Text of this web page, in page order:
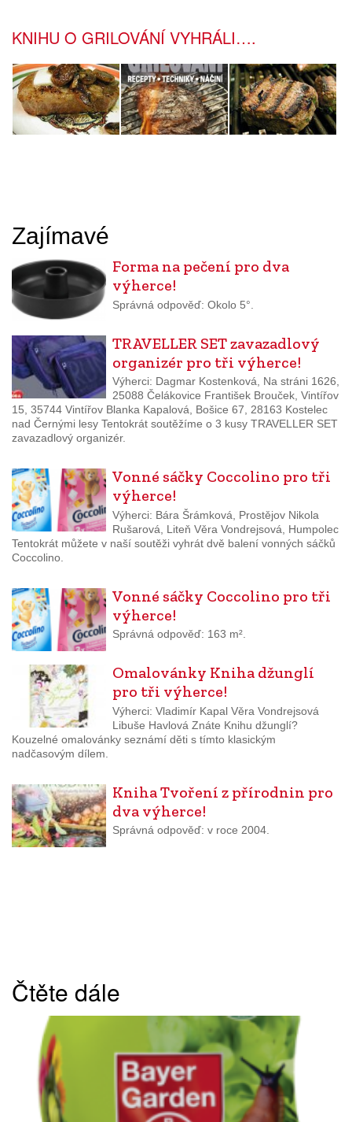
KNIHU O GRILOVÁNÍ VYHRÁLI….
Zajímavé
Forma na pečení pro dva
výherce!
Správná odpověď: Okolo 5°.
TRAVELLER SET zavazadlový
organizér pro tři výherce!
Výherci: Dagmar Kostenková, Na stráni 1626,
25088 Čelákovice František Brouček, Vintířov
15, 35744 Vintířov Blanka Kapalová, Bošice 67, 28163 Kostelec
nad Černými lesy Tentokrát soutěžíme o 3 kusy TRAVELLER SET
zavazadlový organizér.
Vonné sáčky Coccolino pro tři
výherce!
Výherci: Bára Šrámková, Prostějov Nikola
Rušarová, Liteň Věra Vondrejsová, Humpolec
Tentokrát můžete v naší soutěži vyhrát dvě balení vonných sáčků
Coccolino.
Vonné sáčky Coccolino pro tři
výherce!
Správná odpověď: 163 m².
Omalovánky Kniha džunglí
pro tři výherce!
Výherci: Vladimír Kapal Věra Vondrejsová
Libuše Havlová Znáte Knihu džunglí?
Kouzelné omalovánky seznámí děti s tímto klasickým
nadčasovým dílem.
Kniha Tvoření z přírodnin pro
dva výherce!
Správná odpověď: v roce 2004.
Čtěte dále